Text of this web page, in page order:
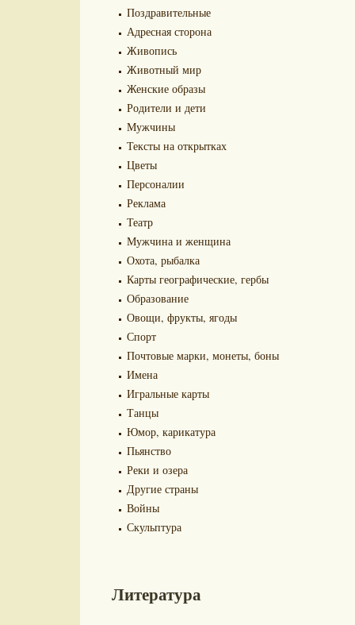
Поздравительные
Адресная сторона
Живопись
Животный мир
Женские образы
Родители и дети
Мужчины
Тексты на открытках
Цветы
Персоналии
Реклама
Театр
Мужчина и женщина
Охота, рыбалка
Карты географические, гербы
Образование
Овощи, фрукты, ягоды
Спорт
Почтовые марки, монеты, боны
Имена
Игральные карты
Танцы
Юмор, карикатура
Пьянство
Реки и озера
Другие страны
Войны
Скульптура
Литература